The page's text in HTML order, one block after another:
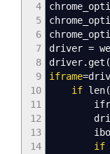
4
5
6
7
8
9
10
11
12
13
14
driver =
driver.get (
iframe
if len(
iframe
ibody =
if